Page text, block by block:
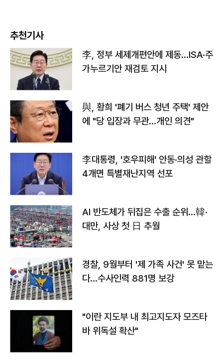
추천기사
李, 정부 세제개편안에 제동…ISA·주
가누르기안 재검토 지시
與, 황희 '폐기 버스 청년 주택' 제안
에 "당 입장과 무관…개인 의견"
李대통령, '호우피해' 안동·의성 관할
4개면 특별재난지역 선포
AI 반도체가 뒤집은 수출 순위…韓·
대만, 사상 첫 日 추월
경찰, 9월부터 '제 가족 사건' 못 맡는
다…수사인력 881명 보강
"이란 지도부 내 최고지도자 모즈타
바 위독설 확산"